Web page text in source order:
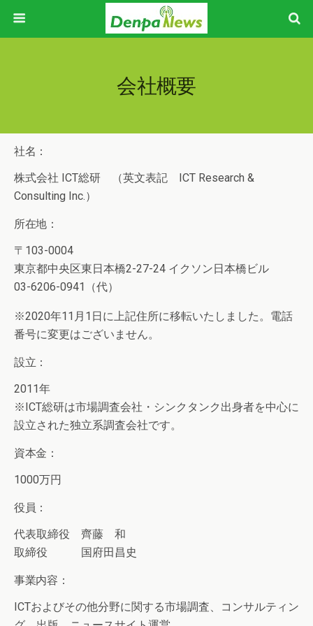
会社概要
社名：
株式会社 ICT総研 （英文表記 ICT Research &
Consulting Inc.）
所在地：
〒103-0004
東京都中央区東日本橋2-27-24 イクソン日本橋ビル
03-6206-0941（代）
※2020年11月1日に上記住所に移転いたしました。電話
番号に変更はございません。
設立：
2011年
※ICT総研は市場調査会社・シンクタンク出身者を中心に
設立された独立系調査会社です。
資本金：
1000万円
役員：
代表取締役 齊藤 和
取締役 国府田昌史
事業内容：
ICTおよびその他分野に関する市場調査、コンサルティン